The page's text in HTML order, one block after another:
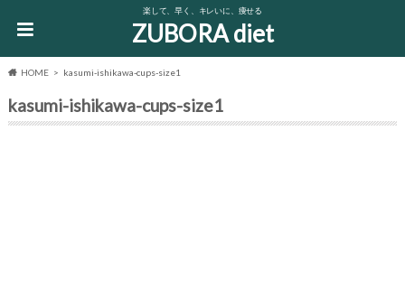
楽して、早く、キレいに、痩せる
ZUBORA diet
HOME kasumi-ishikawa-cups-size1
kasumi-ishikawa-cups-size1